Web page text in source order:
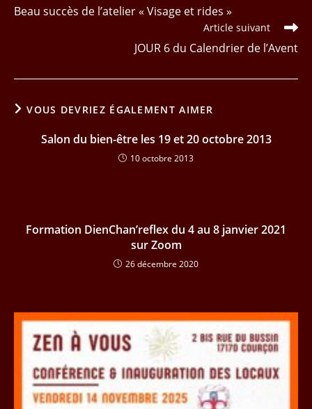
articles
Beau succès de l’atelier « Visage et rides »
Article suivant
JOUR 6 du Calendrier de l’Avent
VOUS DEVRIEZ ÉGALEMENT AIMER
Salon du bien-être les 19 et 20 octobre 2013
10 octobre 2013
Formation DienChan’reflex du 4 au 8 janvier 2021
sur Zoom
26 décembre 2020